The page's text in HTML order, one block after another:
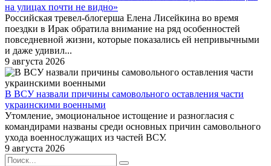
на улицах почти не видно»
Российская тревел-блогерша Елена Лисейкина во время
поездки в Ирак обратила внимание на ряд особенностей
повседневной жизни, которые показались ей непривычными
и даже удивил...
9 августа 2026
В ВСУ назвали причины самовольного оставления части
украинскими военными
Утомление, эмоциональное истощение и разногласия с
командирами названы среди основных причин самовольного
ухода военнослужащих из частей ВСУ.
9 августа 2026